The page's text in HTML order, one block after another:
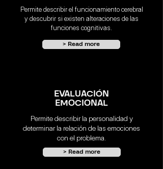
Permite describir el funcionamiento cerebral
y descubrir si existen alteraciones de las
funciones cognitivas.
> Read more
EVALUACIÓN
EMOCIONAL
Permite describir la personalidad y
determinar la relación de las emociones
con el problema.
> Read more